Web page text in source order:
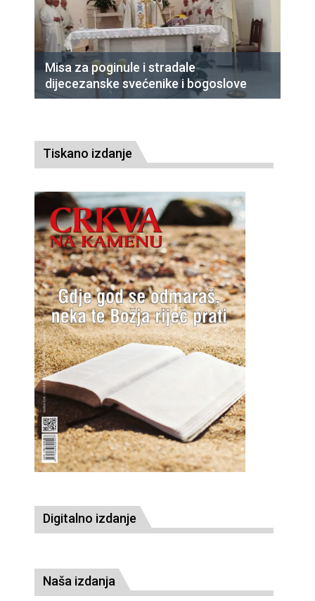
Misa za poginule i stradale
dijecezanske svećenike i bogoslove
Tiskano izdanje
Digitalno izdanje
Naša izdanja